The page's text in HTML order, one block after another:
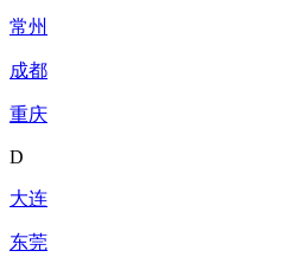
常州
成都
重庆
D
大连
东莞